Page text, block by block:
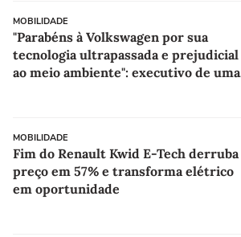
MOBILIDADE
"Parabéns à Volkswagen por sua
tecnologia ultrapassada e prejudicial
ao meio ambiente": executivo de uma
MOBILIDADE
Fim do Renault Kwid E-Tech derruba
preço em 57% e transforma elétrico
em oportunidade